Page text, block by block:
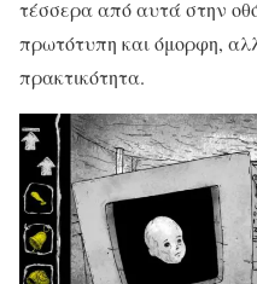
τέσσερα από αυτά στην
πρωτότυπη και όμορφη,
πρακτικότητα.